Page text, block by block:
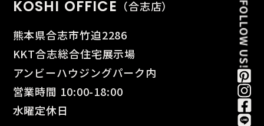
KOSHI OFFICE （合志店）
熊本県合志市竹迫2286
KKT合志総合住宅展示場
アンビーハウジングパーク内
営業時間 10:00-18:00
水曜定休日